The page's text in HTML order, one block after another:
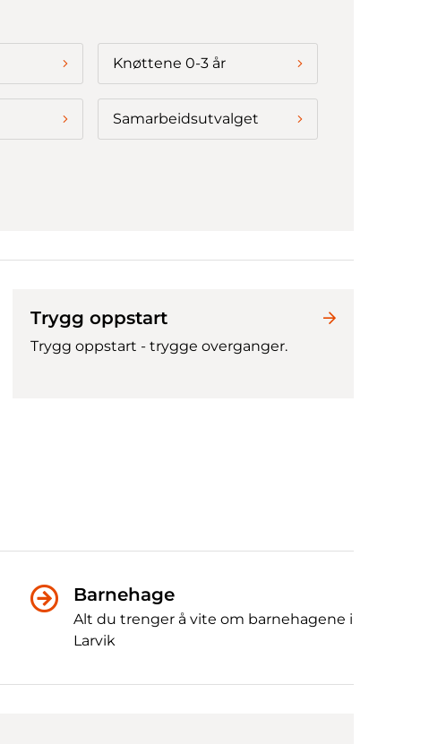
Knøttene 0-3 år
Samarbeidsutvalget
Trygg oppstart
Trygg oppstart - trygge overganger.
Barnehage
Alt du trenger å vite om barnehagene i
Larvik